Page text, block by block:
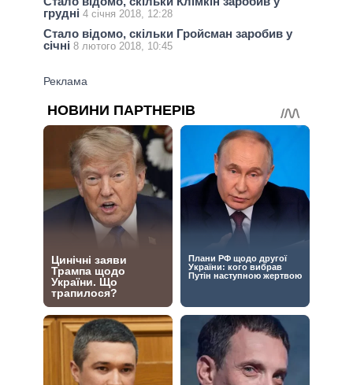
грудні 4 січня 2018, 12:28
Стало відомо, скільки Гройсман заробив у
січні 8 лютого 2018, 10:45